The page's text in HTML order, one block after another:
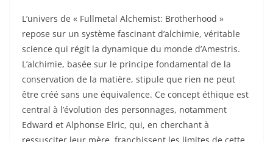
L’univers de « Fullmetal Alchemist: Brotherhood »
repose sur un système fascinant d’alchimie, véritable
science qui régit la dynamique du monde d’Amestris.
L’alchimie, basée sur le principe fondamental de la
conservation de la matière, stipule que rien ne peut
être créé sans une équivalence. Ce concept éthique est
central à l’évolution des personnages, notamment
Edward et Alphonse Elric, qui, en cherchant à
ressusciter leur mère, franchissent les limites de cette